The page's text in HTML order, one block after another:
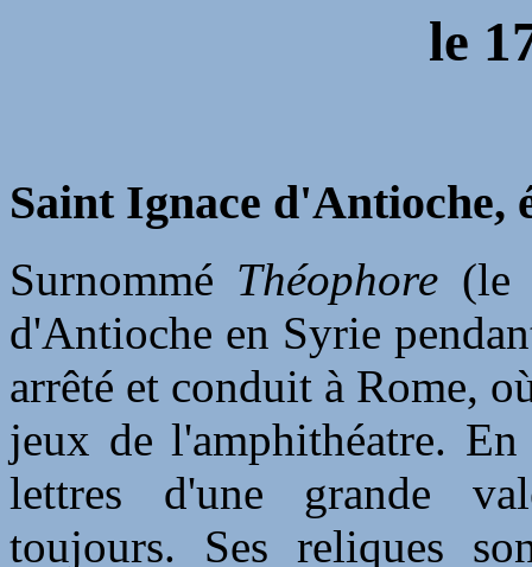
le
Saint Ignace d'Antioche,
Surnommé Théophore (le
d'Antioche en Syrie
arrêté et conduit à Rome,
jeux de l'amphithéatre.
lettres d'une grande
toujours. Ses reliques